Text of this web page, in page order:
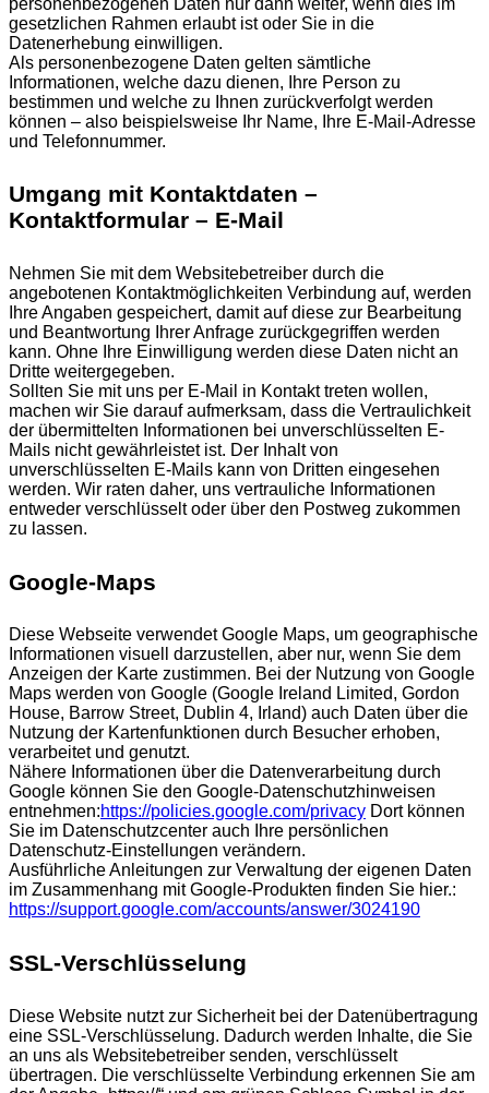
gesetzlichen Rahmen erlaubt ist oder Sie in die
Datenerhebung einwilligen.
Als personenbezogene Daten gelten sämtliche
Informationen, welche dazu dienen, Ihre Person zu
bestimmen und welche zu Ihnen zurückverfolgt werden
können – also beispielsweise Ihr Name, Ihre E-Mail-Adresse
und Telefonnummer.
Umgang mit Kontaktdaten –
Kontaktformular – E-Mail
Nehmen Sie mit dem Websitebetreiber durch die
angebotenen Kontaktmöglichkeiten Verbindung auf, werden
Ihre Angaben gespeichert, damit auf diese zur Bearbeitung
und Beantwortung Ihrer Anfrage zurückgegriffen werden
kann. Ohne Ihre Einwilligung werden diese Daten nicht an
Dritte weitergegeben.
Sollten Sie mit uns per E-Mail in Kontakt treten wollen,
machen wir Sie darauf aufmerksam, dass die Vertraulichkeit
der übermittelten Informationen bei unverschlüsselten E-
Mails nicht gewährleistet ist. Der Inhalt von
unverschlüsselten E-Mails kann von Dritten eingesehen
werden. Wir raten daher, uns vertrauliche Informationen
entweder verschlüsselt oder über den Postweg zukommen
zu lassen.
Google-Maps
Diese Webseite verwendet Google Maps, um geographische
Informationen visuell darzustellen, aber nur, wenn Sie dem
Anzeigen der Karte zustimmen. Bei der Nutzung von Google
Maps werden von Google (Google Ireland Limited, Gordon
House, Barrow Street, Dublin 4, Irland) auch Daten über die
Nutzung der Kartenfunktionen durch Besucher erhoben,
verarbeitet und genutzt.
Nähere Informationen über die Datenverarbeitung durch
Google können Sie den Google-Datenschutzhinweisen
entnehmen:https://policies.google.com/privacy Dort können
Sie im Datenschutzcenter auch Ihre persönlichen
Datenschutz-Einstellungen verändern.
Ausführliche Anleitungen zur Verwaltung der eigenen Daten
im Zusammenhang mit Google-Produkten finden Sie hier.:
https://support.google.com/accounts/answer/3024190
SSL-Verschlüsselung
Diese Website nutzt zur Sicherheit bei der Datenübertragung
eine SSL-Verschlüsselung. Dadurch werden Inhalte, die Sie
an uns als Websitebetreiber senden, verschlüsselt
übertragen. Die verschlüsselte Verbindung erkennen Sie am